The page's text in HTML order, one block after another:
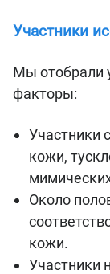
Участники
Мы отобрали
факторы:
Участники
кожи,
Около
кожи.
Участники